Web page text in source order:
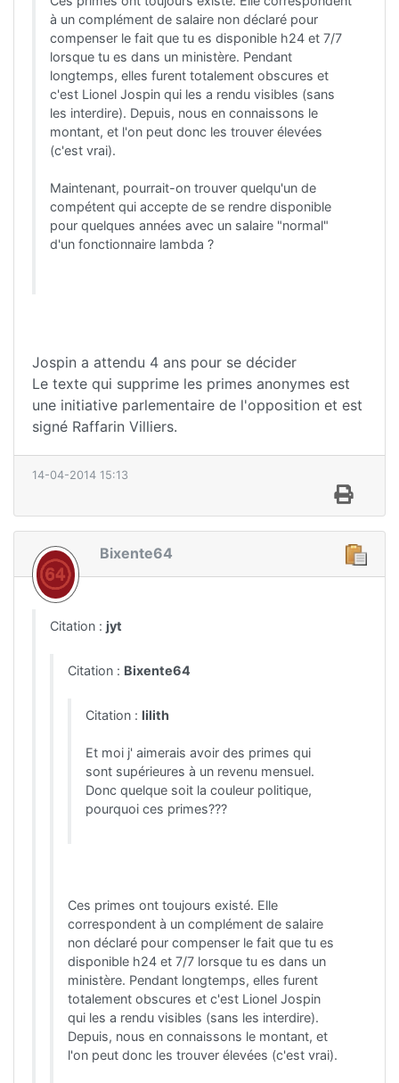
à un complément de salaire non déclaré pour
compenser le fait que tu es disponible h24 et 7/7
lorsque tu es dans un ministère. Pendant
longtemps, elles furent totalement obscures et
c'est Lionel Jospin qui les a rendu visibles (sans
les interdire). Depuis, nous en connaissons le
montant, et l'on peut donc les trouver élevées
(c'est vrai).
Maintenant, pourrait-on trouver quelqu'un de
compétent qui accepte de se rendre disponible
pour quelques années avec un salaire "normal"
d'un fonctionnaire lambda ?
Jospin a attendu 4 ans pour se décider
Le texte qui supprime les primes anonymes est
une initiative parlementaire de l'opposition et est
signé Raffarin Villiers.
14-04-2014 15:13
Bixente64
Citation : jyt
Citation : Bixente64
Citation : lilith
Et moi j' aimerais avoir des primes qui
sont supérieures à un revenu mensuel.
Donc quelque soit la couleur politique,
pourquoi ces primes???
Ces primes ont toujours existé. Elle
correspondent à un complément de salaire
non déclaré pour compenser le fait que tu es
disponible h24 et 7/7 lorsque tu es dans un
ministère. Pendant longtemps, elles furent
totalement obscures et c'est Lionel Jospin
qui les a rendu visibles (sans les interdire).
Depuis, nous en connaissons le montant, et
l'on peut donc les trouver élevées (c'est vrai).